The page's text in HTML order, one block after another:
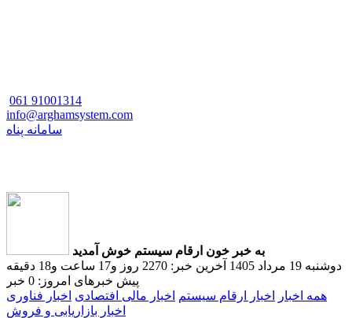
061 91001314
info@arghamsystem.com
سامانه پناه
به خبر خون ارقام سیستم خوش آمدید
دوشنبه 19 مرداد 1405
آخرین خبر: 2270 روز و17 ساعت و18 دقیقه
پیش خبرهای امروز: 0 خبر
همه اخبار
اخبار ارقام سیستم اخبار مالی افتصادی اخبار فناوری
اخبار بازاریابی و فروش